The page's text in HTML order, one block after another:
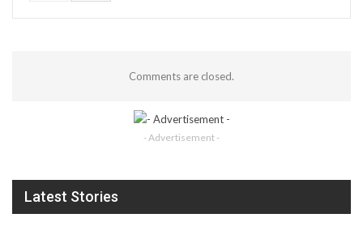
Comments are closed.
- Advertisement -
Latest Stories